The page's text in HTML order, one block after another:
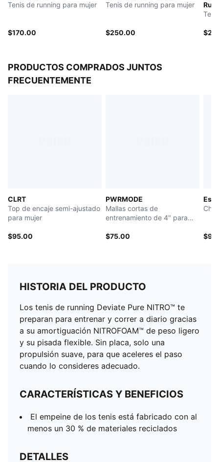
Peso: 180 g (talla 4.5 UK); Altura de la suela: 38 mm /
Tenis de running para mujer
$170.00
Tenis de running para mujer
$250.00
Run
PRODUCTOS COMPRADOS JUNTOS
FRECUENTEMENTE
CLRT
Top de encaje semi-ajustado
para mujer
$95.00
PWRMODE
Mallas cortas de
entrenamiento de 4" para
$75.00
HISTORIA DEL PRODUCTO
Los tenis de running Deviate Pure NITRO™ te
preparan para entrenar y correr a diario gracias
a su amortiguación NITROFOAM™ de peso ligero
y su pisada flexible. Sin placa, solo una
propulsión suave, para que aceleres el paso
cuando lo consideres adecuado.
CARACTERÍSTICAS Y BENEFICIOS
El empeine de los tenis está fabricado con al
menos un 30 % de materiales reciclados
DETALLES